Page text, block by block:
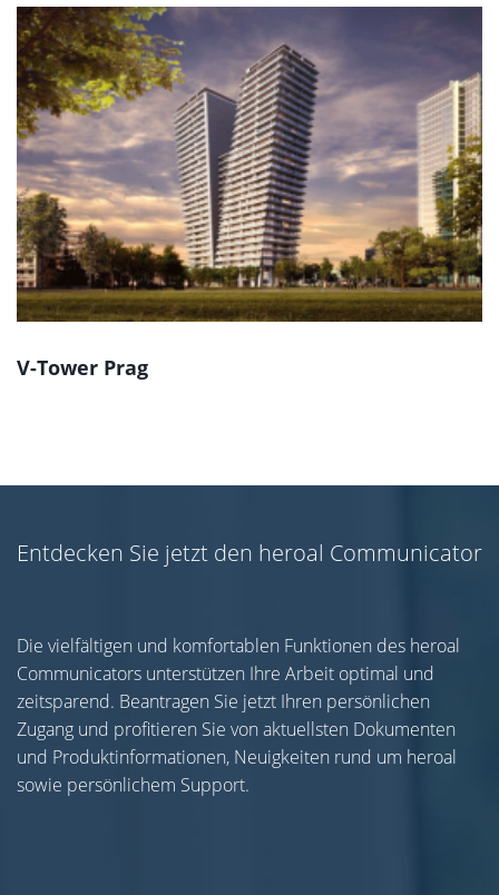
V-Tower Prag
Entdecken Sie jetzt den heroal Communicator
Die vielfältigen und komfortablen Funktionen des heroal
Communicators unterstützen Ihre Arbeit optimal und
zeitsparend. Beantragen Sie jetzt Ihren persönlichen
Zugang und profitieren Sie von aktuellsten Dokumenten
und Produktinformationen, Neuigkeiten rund um heroal
sowie persönlichem Support.